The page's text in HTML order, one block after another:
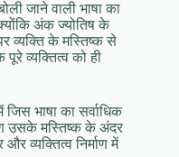
जाने वाली भाषा का
अंक ज्योतिष के
व्यक्ति के मस्तिष्क से
व्यक्तित्व को ही
भाषा का सर्वाधिक
उसके मस्तिष्क के अंदर
व्यक्तित्व निर्माण में